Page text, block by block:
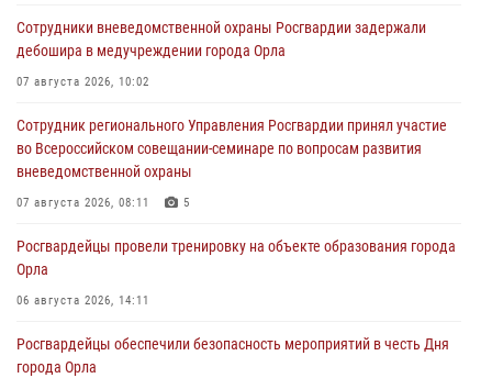
Сотрудники вневедомственной охраны Росгвардии задержали
дебошира в медучреждении города Орла
07 августа 2026, 10:02
Сотрудник регионального Управления Росгвардии принял участие
во Всероссийском совещании-семинаре по вопросам развития
вневедомственной охраны
07 августа 2026, 08:11 5
Росгвардейцы провели тренировку на объекте образования города
Орла
06 августа 2026, 14:11
Росгвардейцы обеспечили безопасность мероприятий в честь Дня
города Орла